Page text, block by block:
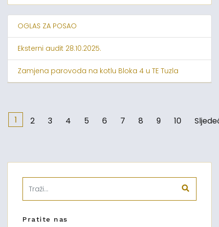
OGLAS ZA POSAO
Eksterni audit 28.10.2025.
Zamjena parovoda na kotlu Bloka 4 u TE Tuzla
1 2 3 4 5 6 7 8 9 10
Pratite nas